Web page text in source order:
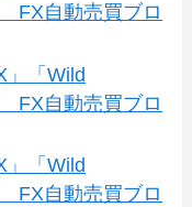
FX自動売買ブロ
」「Wild
FX自動売買ブロ
」「Wild
FX自動売買ブロ